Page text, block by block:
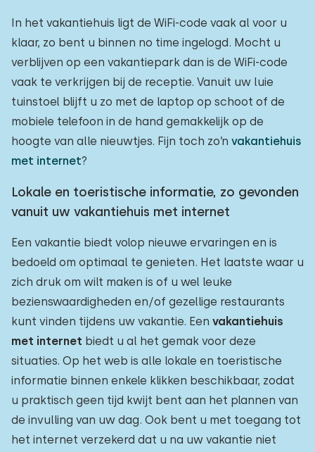
In het vakantiehuis ligt de WiFi-code vaak al voor u
klaar, zo bent u binnen no time ingelogd. Mocht u
verblijven op een vakantiepark dan is de WiFi-code
vaak te verkrijgen bij de receptie. Vanuit uw luie
tuinstoel blijft u zo met de laptop op schoot of de
mobiele telefoon in de hand gemakkelijk op de
hoogte van alle nieuwtjes. Fijn toch zo’n vakantiehuis
met internet?
Lokale en toeristische informatie, zo gevonden
vanuit uw vakantiehuis met internet
Een vakantie biedt volop nieuwe ervaringen en is
bedoeld om optimaal te genieten. Het laatste waar u
zich druk om wilt maken is of u wel leuke
bezienswaardigheden en/of gezellige restaurants
kunt vinden tijdens uw vakantie. Een vakantiehuis
met internet biedt u al het gemak voor deze
situaties. Op het web is alle lokale en toeristische
informatie binnen enkele klikken beschikbaar, zodat
u praktisch geen tijd kwijt bent aan het plannen van
de invulling van uw dag. Ook bent u met toegang tot
het internet verzekerd dat u na uw vakantie niet